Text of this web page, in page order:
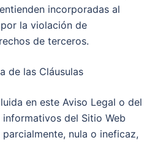
incorporadas al
la violación de
de terceros.
de las Cláusulas
en este Aviso Legal o del
del Sitio Web
nula o ineficaz,